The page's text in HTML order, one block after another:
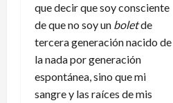
que decir que soy consciente
de que no soy un boletde
tercera generación nacido de
la nada por generación
espontánea, sino que mi
sangre y las raíces de mis